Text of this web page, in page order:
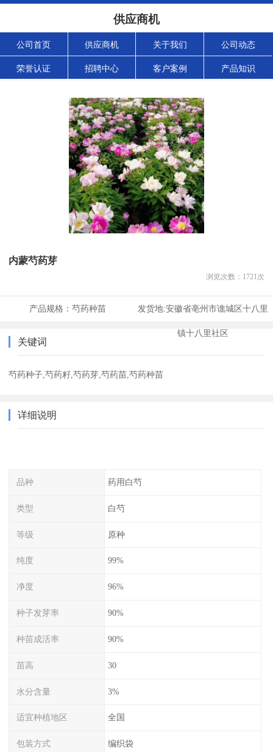
供应商机
公司首页 供应商机 关于我们 公司动态
荣誉认证 招聘中心 客户案例 产品知识
内蒙芍药芽
浏览次数： 1721次
产品规格： 芍药种苗 发货地:安徽省亳州市谯城区十八里
镇十八里社区
关键词
芍药种子,芍药籽,芍药芽,芍药苗,芍药种苗
详细说明
品种 药用白芍
类型 白芍
等级 原种
纯度 99%
净度 96%
种子发芽率 90%
种苗成活率 90%
苗高 30
水分含量 3%
适宜种植地区 全国
包装方式 编织袋